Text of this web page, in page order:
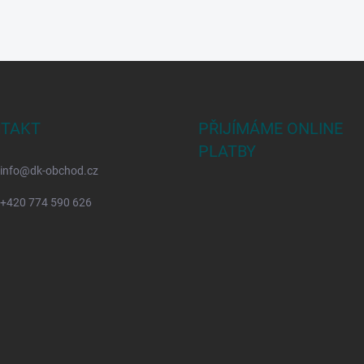
info@dk-obchod.cz
+420 774 590 626
PŘIJÍMÁME ONLINE
PLATBY